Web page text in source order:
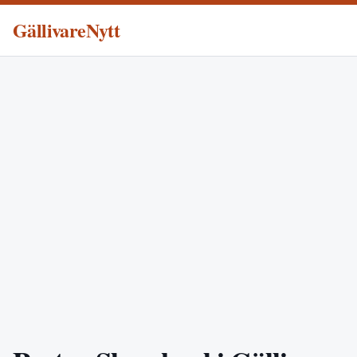
GällivareNytt